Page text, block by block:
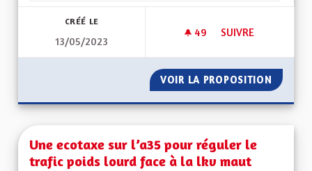
CRÉÉ LE
13/05/2023
49 49 ABONNÉS
SUIVRE
VOIR LA PROPOSITION
Une ecotaxe sur l’a35 pour réguler le
trafic poids lourd face à la lkv maut